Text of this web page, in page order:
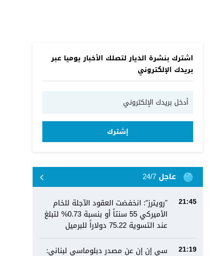
اشترك بنشرة الديار لتصلك الأخبار يوميا عبر
بريدك الإلكتروني
إشترك
عاجل 24/7
21:45
"رويترز": انخفضت العقود الآجلة للخام
الأميركي 55 سنتاً أو بنسبة 0.73% لتبلغ
عند التسوية 75.22 دولاراً للبرميل
21:19
سي إن إن عن مصدر دبلوماسي لبناني: